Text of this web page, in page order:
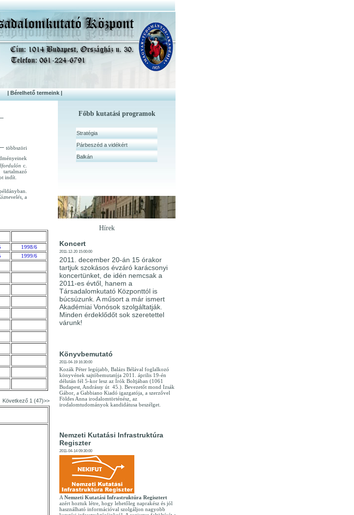
| Bérelhető termeink |
Főbb kutatási programok
Stratégia
Párbeszéd a vidékért
Balkán
Hírek
Koncert
2011-12-20 15:00:00
2011. december 20-án 15 órakor
tartjuk szokásos évzáró karácsonyi
koncertünket, de idén nemcsak a
2011-es évtől, hanem a
Társadalomkutató Központtól is
búcsúzunk. A műsort a már ismert
Akadémiai Vonósok szolgáltatják.
Minden érdeklődőt sok szeretettel
várunk!
Könyvbemutató
2011-04-19 16:30:00
Kozák Péter legújabb, Balázs Bélával foglalkozó
könyvének sajtóbemutatója 2011. április 19-én
délután fél 5-kor lesz az Írók Boltjában (1061
Budapest, Andrássy út 45.). Bevezetőt mond Izsák
Gábor, a Gabbiano Kiadó igazgatója, a szerzővel
Földes Anna irodalomtörténész, az
irodalomtudományok kandidátusa beszélget.
Nemzeti Kutatási Infrastruktúra
Regiszter
2011-04-14 09:30:00
A Nemzeti Kutatási Infrastruktúra Regisztert
azért hoztuk létre, hogy lehetőleg naprakész és jól
használható információval szolgáljon nagyobb
– többszöri
c.
indít.
a
1998/6
1999/6
Következő 1 (47)>>